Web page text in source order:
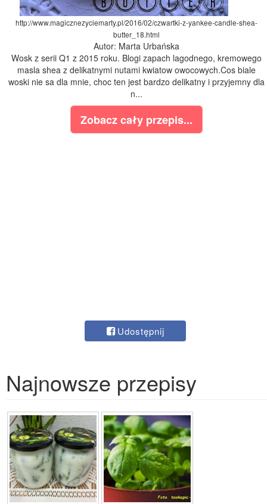
http://www.magicznezyciemarty.pl/2016/02/czwartki-z-yankee-candle-shea-
butter_18.html
Autor: Marta Urbańska
Wosk z serii Q1 z 2015 roku. Blogi zapach lagodnego, kremowego
masla shea z delikatnymi nutami kwiatow owocowych.Cos biale
woski nie sa dla mnie, choc ten jest bardzo delikatny i przyjemny dla
n...
Zobacz cały przepis...
Udostępnij
Najnowsze przepisy